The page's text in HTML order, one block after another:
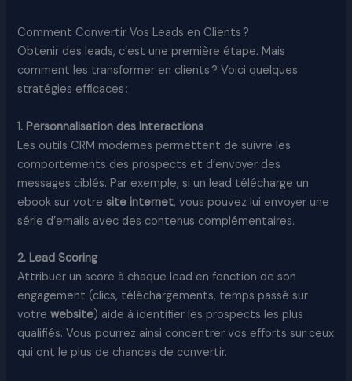
Comment Convertir Vos Leads en Clients ?
Obtenir des leads, c’est une première étape. Mais
comment les transformer en clients ? Voici quelques
stratégies efficaces :
1. Personnalisation des Interactions
Les outils CRM modernes permettent de suivre les
comportements des prospects et d’envoyer des
messages ciblés. Par exemple, si un lead télécharge un
ebook sur votresite internet, vous pouvez lui envoyer une
série d’emails avec des contenus complémentaires.
2. Lead Scoring
Attribuer un score à chaque lead en fonction de son
engagement (clics, téléchargements, temps passé sur
votrewebsite) aide à identifier les prospects les plus
qualifiés. Vous pourrez ainsi concentrer vos efforts sur ceux
qui ont le plus de chances de convertir.